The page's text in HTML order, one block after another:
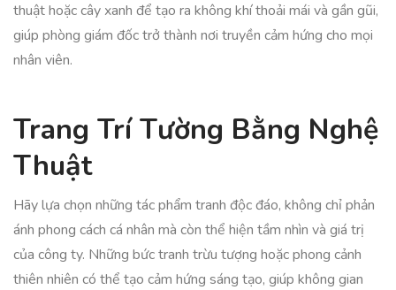
thuật hoặc cây xanh để tạo ra không khí thoải mái và gần gũi,
giúp phòng giám đốc trở thành nơi truyền cảm hứng cho mọi
nhân viên.
Trang Trí Tường Bằng Nghệ
Thuật
Hãy lựa chọn những tác phẩm tranh độc đáo, không chỉ phản
ánh phong cách cá nhân mà còn thể hiện tầm nhìn và giá trị
của công ty. Những bức tranh trừu tượng hoặc phong cảnh
thiên nhiên có thể tạo cảm hứng sáng tạo, giúp không gian